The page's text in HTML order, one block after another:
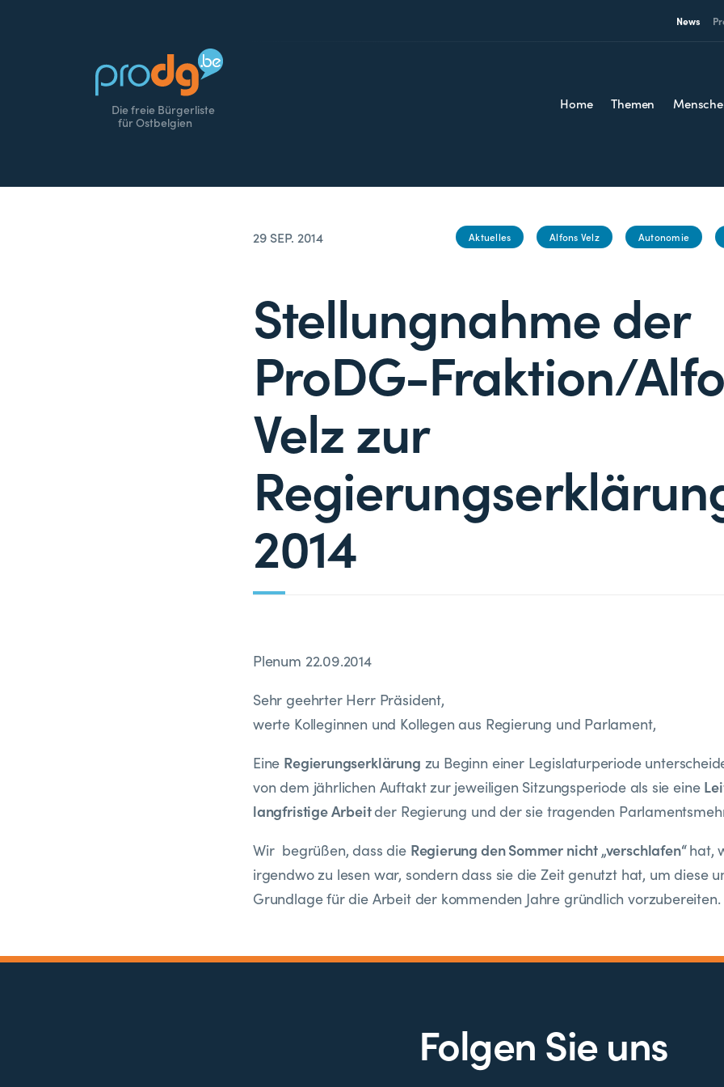
News
Die freie Bürgerliste
für Ostbelgien
Home Themen
29 SEP. 2014 Aktuelles Alfons Velz Autonomie
Stellungnahme der
ProDG-Fraktion/
Velz zur
2014
Plenum 22.09.2014
Sehr geehrter Herr Präsident,
werte Kolleginnen und Kollegen aus Regierung und Parlament,
Eine Regierungserklärung zu Beginn einer Legislaturperiode
von dem jährlichen Auftakt zur jeweiligen Sitzungsperiode als sie eine
langfristige Arbeitder Regierung und der sie tragenden
Wir begrüßen, dass die Regierung den Sommer nicht „verschlafen“hat,
irgendwo zu lesen war, sondern dass sie die Zeit genutzt hat, um diese
Grundlage für die Arbeit der kom­menden Jahre gründlich vorzubereiten.
Folgen Sie uns